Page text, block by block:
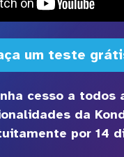
um teste
cesso a todos
da
por 14